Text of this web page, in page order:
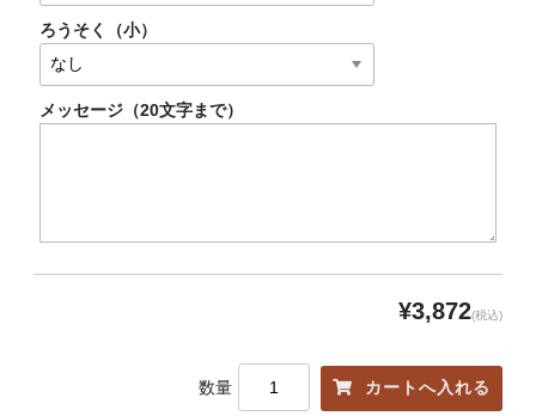
ろうそく（小）
メッセージ（20文字まで）
¥3,872(税込)
数量